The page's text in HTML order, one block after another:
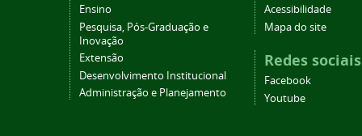
Ensino
Pesquisa, Pós-Graduação e
Inovação
Extensão
Desenvolvimento Institucional
Administração e Planejamento
Acessibilidade
Mapa do site
Redes sociais
Facebook
Youtube